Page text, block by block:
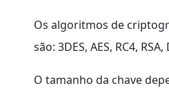
Os algoritmos de
são: 3DES, AES, RC4, RSA,
O tamanho da chave